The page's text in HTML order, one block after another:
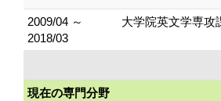
2009/04 ～
2018/03
大学院英文学専攻
現在の専門分野